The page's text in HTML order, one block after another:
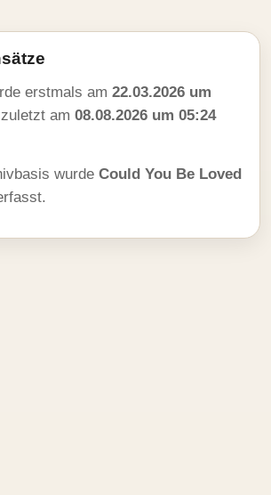
erstmals am 22.03.2026 um
am 08.08.2026 um 05:24
wurde Could You Be Loved